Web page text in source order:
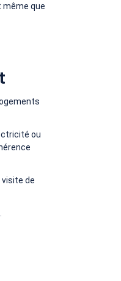
même que
ou
de